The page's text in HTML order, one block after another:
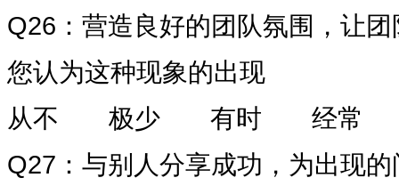
Q26 ：营造良好的团队氛围，让
您认为这种现象的出现
从不
极少 有时
经常
Q27 ：与别人分享成功，为出现